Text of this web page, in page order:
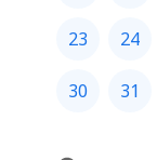
23 24
30 31